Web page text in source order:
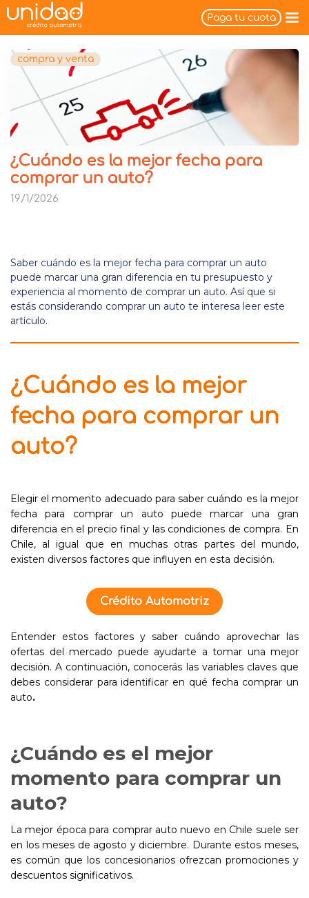
Paga tu cuota
compra y venta
¿Cuándo es la mejor fecha para
comprar un auto?
19/1/2026
Saber cuándo es la mejor fecha para comprar un auto
puede marcar una gran diferencia en tu presupuesto y
experiencia al momento de comprar un auto. Así que si
estás considerando comprar un auto te interesa leer este
artículo.
¿Cuándo es la mejor
fecha para comprar un
auto?
Elegir el momento adecuado para saber cuándo es la mejor
fecha para comprar un auto puede marcar una gran
diferencia en el precio final y las condiciones de compra. En
Chile, al igual que en muchas otras partes del mundo,
existen diversos factores que influyen en esta decisión.
Crédito Automotriz
Entender estos factores y saber cuándo aprovechar las
ofertas del mercado puede ayudarte a tomar una mejor
decisión. A continuación, conocerás las variables claves que
debes considerar para identificar en qué fecha comprar un
auto.
¿Cuándo es el mejor
momento para comprar un
auto?
La mejor época para comprar auto nuevo en Chile suele ser
en los meses de agosto y diciembre. Durante estos meses,
es común que los concesionarios ofrezcan promociones y
descuentos significativos.